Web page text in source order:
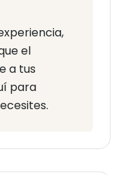
el
a tus
para